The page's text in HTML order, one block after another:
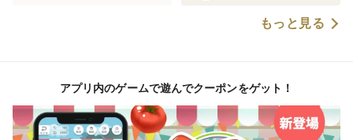
もっと見る
アプリ内のゲームで遊んでクーポンをゲット！